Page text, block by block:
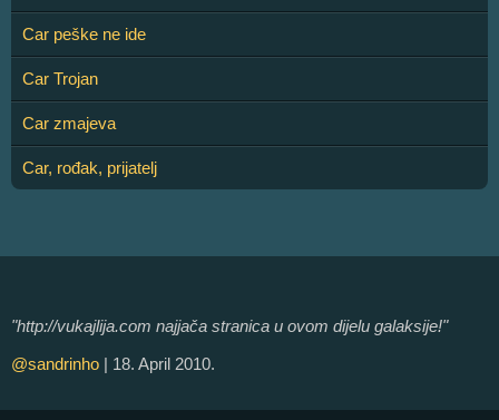
Car peške ne ide
Car Trojan
Car zmajeva
Car, rođak, prijatelj
"http://vukajlija.com najjača stranica u ovom dijelu galaksije!"
@sandrinho | 18. April 2010.